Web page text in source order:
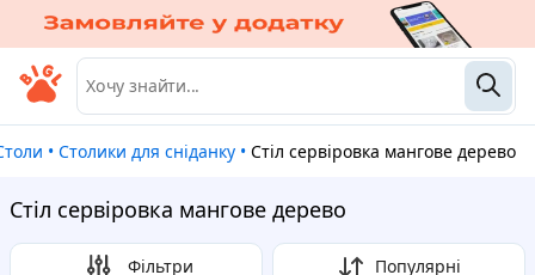
Столи • Столики для сніданку • Стіл сервіровка мангове дерево
Стіл сервіровка мангове дерево
Фільтри Популярні